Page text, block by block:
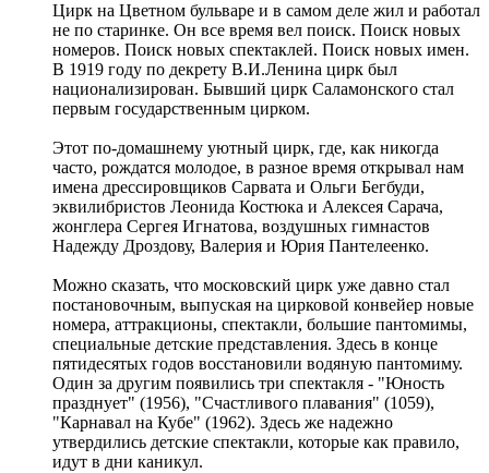
Цирк на Цветном бульваре и в самом деле жил и работал
не по старинке. Он все время вел поиск. Поиск новых
номеров. Поиск новых спектаклей. Поиск новых имен.
В 1919 году по декрету В.И.Ленина цирк был
национализирован. Бывший цирк Саламонского стал
первым государственным цирком.
Этот по-домашнему уютный цирк, где, как никогда
часто, рождатся молодое, в разное время открывал нам
имена дрессировщиков Сарвата и Ольги Бегбуди,
эквилибристов Леонида Костюка и Алексея Сарача,
жонглера Сергея Игнатова, воздушных гимнастов
Надежду Дроздову, Валерия и Юрия Пантелеенко.
Можно сказать, что московский цирк уже давно стал
постановочным, выпуская на цирковой конвейер новые
номера, аттракционы, спектакли, большие пантомимы,
специальные детские представления. Здесь в конце
пятидесятых годов восстановили водяную пантомиму.
Один за другим появились три спектакля - "Юность
празднует" (1956), "Счастливого плавания" (1059),
"Карнавал на Кубе" (1962). Здесь же надежно
утвердились детские спектакли, которые как правило,
идут в дни каникул.